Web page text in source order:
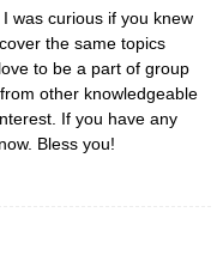
was curious if you knew
the same topics
to be a part of group
other knowledgeable
If you have any
Bless you!